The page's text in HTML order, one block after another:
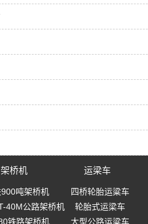
架桥机
吨架桥机
40M公路架桥机
铁路架桥机
运梁车
四桥轮胎运粱车
轮胎式运梁车
大型公路运粱车